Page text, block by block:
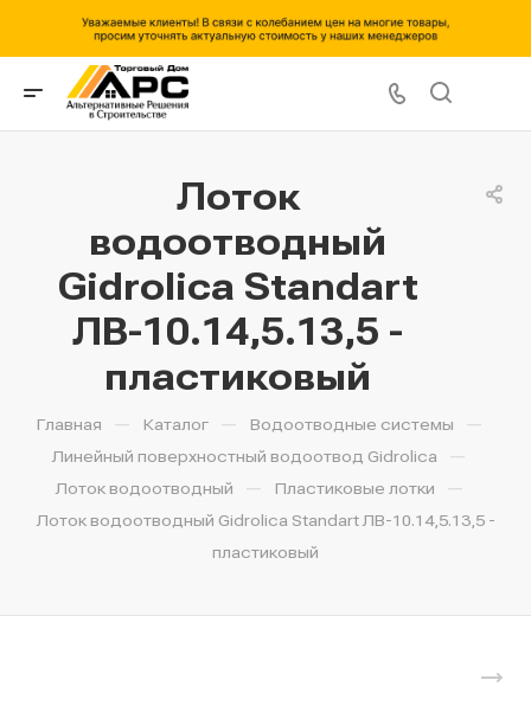
Лоток
водоотводный
Gidrolica Standart
ЛВ-10.14,5.13,5 -
пластиковый
Главная — Каталог — Водоотводные системы —
Линейный поверхностный водоотвод Gidrolica —
Лоток водоотводный — Пластиковые лотки —
Лоток водоотводный Gidrolica Standart ЛВ-10.14,5.13,5 -
пластиковый